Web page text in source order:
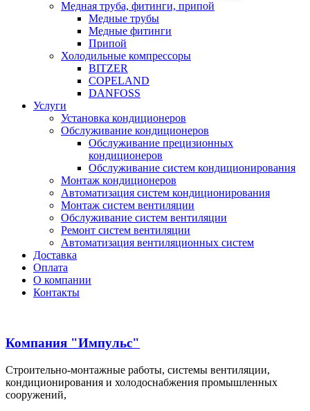
Медная труба, фитинги, припой
Медные трубы
Медные фитинги
Припой
Холодильные компрессоры
BITZER
COPELAND
DANFOSS
Услуги
Установка кондиционеров
Обслуживание кондиционеров
Обслуживание прецизионных
кондиционеров
Обслуживание систем кондиционирования
Монтаж кондиционеров
Автоматизация систем кондиционирования
Монтаж систем вентиляции
Обслуживание систем вентиляции
Ремонт систем вентиляции
Автоматизация вентиляционных систем
Доставка
Оплата
О компании
Контакты
Компания "Импульс"
Строительно-монтажные работы, системы вентиляции,
кондиционирования и холодоснабжения промышленных
сооружений,